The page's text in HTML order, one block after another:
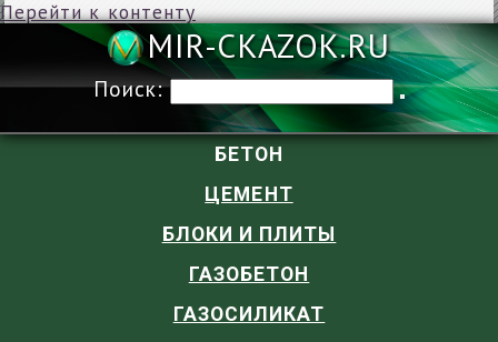
Перейти к контенту
MIR-
Поиск:
БЕТОН
ЦЕМЕНТ
БЛОКИ И ПЛИТЫ
ГАЗОБЕТОН
ГАЗОСИЛИКАТ